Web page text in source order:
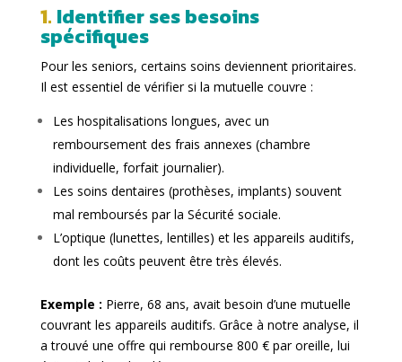
1. Identifier ses besoins
spécifiques
Pour les seniors, certains soins deviennent prioritaires.
Il est essentiel de vérifier si la mutuelle couvre :
Les hospitalisations longues, avec un
remboursement des frais annexes (chambre
individuelle, forfait journalier).
Les soins dentaires (prothèses, implants) souvent
mal remboursés par la Sécurité sociale.
L’optique (lunettes, lentilles) et les appareils auditifs,
dont les coûts peuvent être très élevés.
Exemple : Pierre, 68 ans, avait besoin d’une mutuelle
couvrant les appareils auditifs. Grâce à notre analyse, il
a trouvé une offre qui rembourse 800 € par oreille, lui